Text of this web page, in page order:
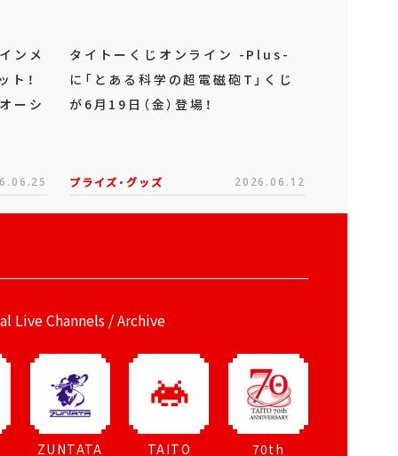
ンメ
ト！
ーシ
タイトーくじオンライン -Plus-
に「とある科学の超電磁砲T」くじ
が6月19日（金）登場！
プライズ・グッズ 2026.06.12
Live Channels / Archive
ZUNTATA TAITO 70th